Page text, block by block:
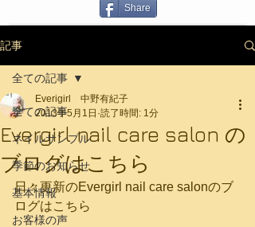
Share
記事
全ての記事
ネイルサンプル
季節のお知らせ
基本情報
お客様の声
全ての記事
Evergirl nail care salon の
ブログはこちら
Everigirl 中野有紀子
2013年5月1日 読了時間: 1分
日々更新のEvergirl nail care salonのブ
ログはこちら